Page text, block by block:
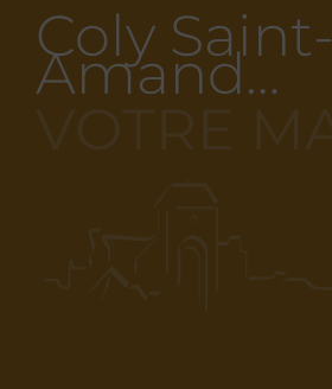
Coly Saint-
Amand…